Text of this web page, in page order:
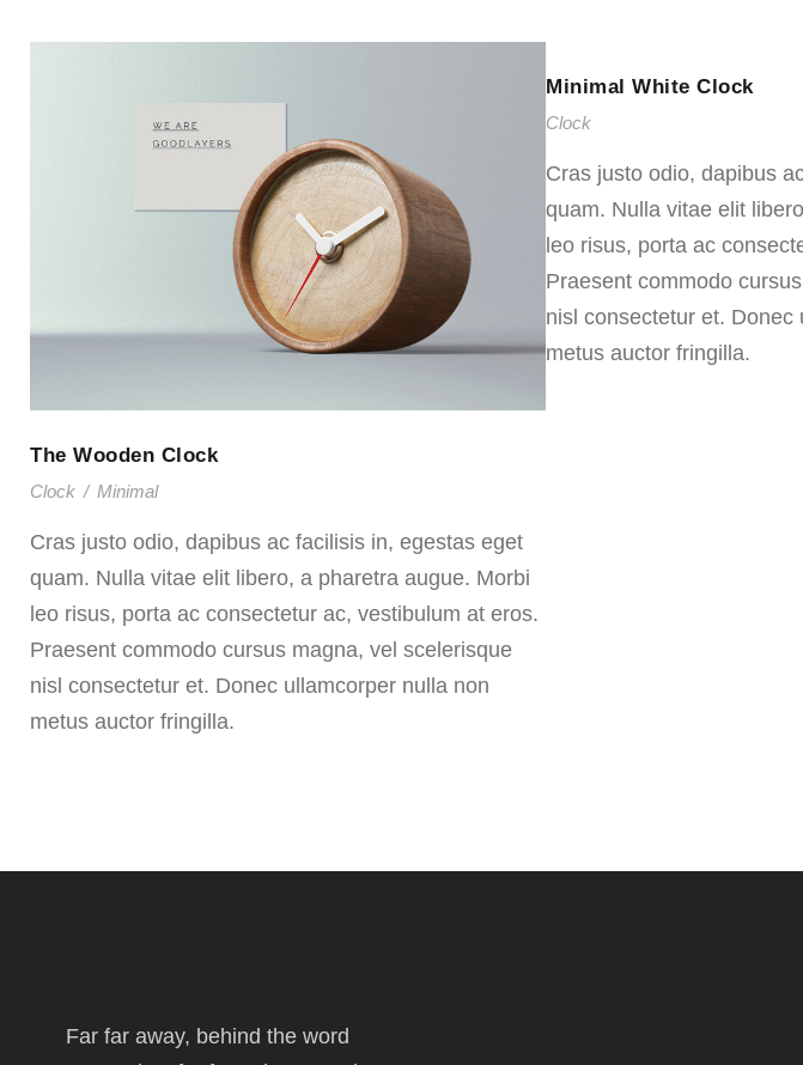
The Wooden Clock
Clock / Minimal
Cras justo odio, dapibus ac facilisis in, egestas eget
quam. Nulla vitae elit libero, a pharetra augue. Morbi
leo risus, porta ac consectetur ac, vestibulum at eros.
Praesent commodo cursus magna, vel scelerisque
nisl consectetur et. Donec ullamcorper nulla non
metus auctor fringilla.
Minimal White Clock
Clock
Cras justo odio, dapibus
quam. Nulla vitae elit
leo risus, porta ac
Praesent commodo
nisl consectetur et. Donec
metus auctor fringilla.
Far far away, behind the word